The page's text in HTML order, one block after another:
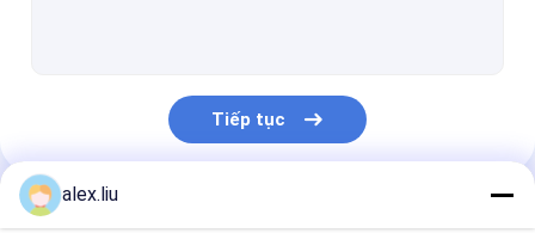
Yêu cầu báo giá
Tiếp tục
Danh Mục Của Chúng Tôi
alex.liu